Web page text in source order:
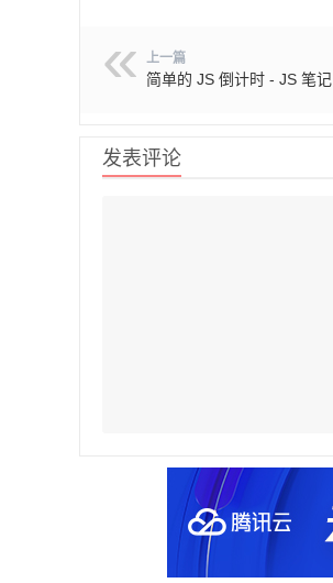
上一篇
简单的 JS 倒计时 - JS 笔记
发表评论